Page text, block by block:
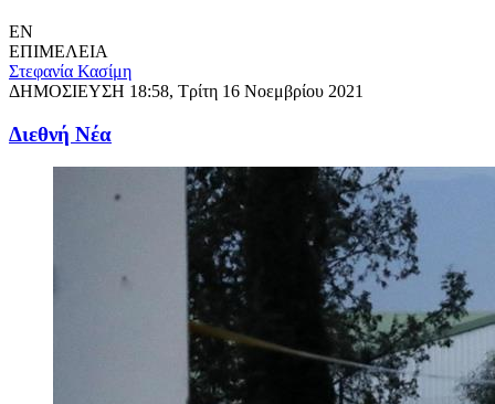
EN
ΕΠΙΜΕΛΕΙΑ
Στεφανία Κασίμη
ΔΗΜΟΣΙΕΥΣΗ 18:58, Τρίτη 16 Νοεμβρίου 2021
Διεθνή Νέα